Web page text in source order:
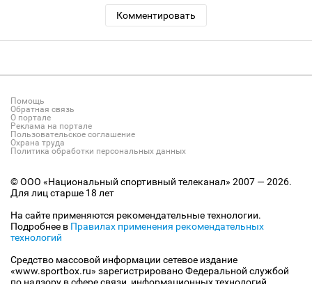
Комментировать
Помощь
Обратная связь
О портале
Реклама на портале
Пользовательское соглашение
Охрана труда
Политика обработки персональных данных
© ООО «Национальный спортивный телеканал» 2007 — 2026.
Для лиц старше 18 лет
На сайте применяются рекомендательные технологии.
Подробнее в Правилах применения рекомендательных
технологий
Средство массовой информации сетевое издание
«www.sportbox.ru» зарегистрировано Федеральной службой